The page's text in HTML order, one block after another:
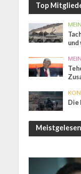
Top
und
Die